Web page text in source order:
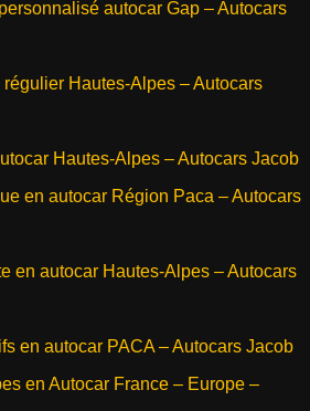
autocar Gap – Autocars
Hautes-Alpes – Autocars
Hautes-Alpes – Autocars Jacob
en autocar Région Paca – Autocars
en autocar Hautes-Alpes – Autocars
en autocar PACA – Autocars Jacob
en Autocar France – Europe –